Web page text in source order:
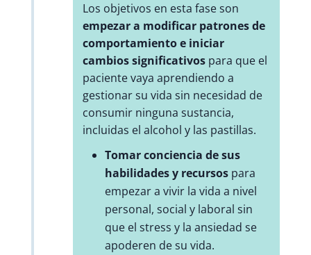
Los objetivos en esta fase son
empezar a modificar patrones de
comportamiento e iniciar
cambios significativospara que el
paciente vaya aprendiendo a
gestionar su vida sin necesidad de
consumir ninguna sustancia,
incluidas el alcohol y las pastillas.
Tomar conciencia de sus
habilidades y recursospara
empezar a vivir la vida a nivel
personal, social y laboral sin
que el stress y la ansiedad se
apoderen de su vida.